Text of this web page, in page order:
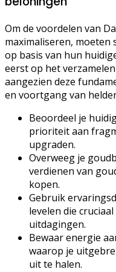
Om de voordelen van
maximaliseren,
op basis van hun
eerst op het
aangezien deze
en voortgang van
Beoordeel je
prioriteit aan
upgraden.
Overweeg je
verdienen van
kopen.
Gebruik
levelen die
uitdagingen.
Bewaar energie
waarop je
uit te halen.